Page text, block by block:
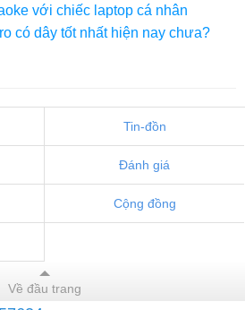
với chiếc laptop cá nhân
có dây tốt nhất hiện nay chưa?
Tin-đồn
Đánh giá
Cộng đồng
Về đầu trang